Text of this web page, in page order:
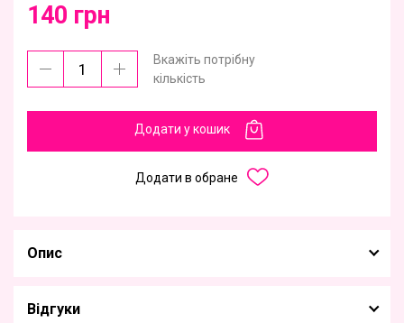
140 грн
Вкажіть потрібну
кількість
Додати у кошик
Додати в обране
Опис
Відгуки